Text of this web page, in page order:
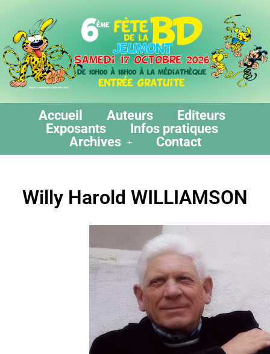
Accueil Auteurs
Editeurs
Exposants
Infos pratiques
Archives
Contact
Willy Harold WILLIAMSON